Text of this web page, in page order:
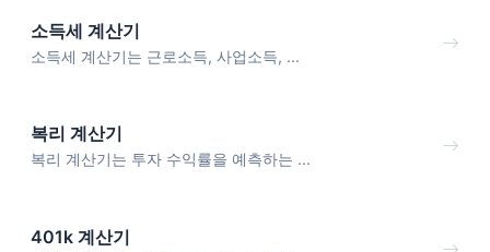
소득세 계산기
소득세 계산기는 근로소득, 사업소득, ...
복리 계산기
복리 계산기는 투자 수익률을 예측하는 ...
401k 계산기